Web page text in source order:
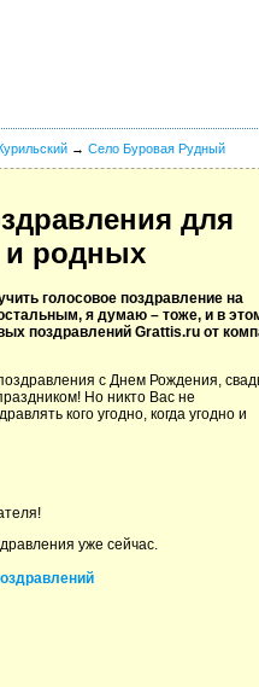
→ Село Буровая Рудный
для
и родных
голосовое поздравление на
я думаю – тоже, и в
поздравлений Grattis.ru от
с Днем Рождения,
Но никто Вас не
кого угодно, когда угодно и
уже сейчас.